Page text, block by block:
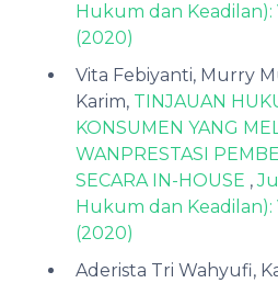
Hukum dan Keadilan):
(2020)
Vita Febiyanti, Murry
Karim, TINJAUAN
KONSUMEN YANG
WANPRESTASI
SECARA IN-HOUSE ,
Hukum dan Keadilan):
(2020)
Aderista Tri Wahyufi,